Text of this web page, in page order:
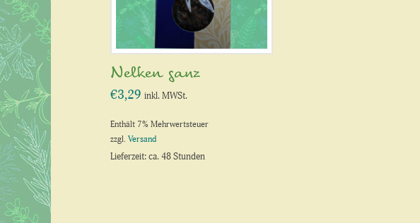
Nelken ganz
€3,29 inkl. MWSt.
Enthält 7% Mehrwertsteuer
zzgl. Versand
Lieferzeit: ca. 48 Stunden